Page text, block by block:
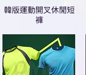
韓版運動開叉休閒短
褲